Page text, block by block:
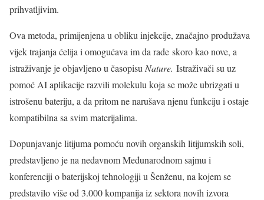
prihvatljivim.
Ova metoda, primijenjena u obliku injekcije, značajno produžava
vijek trajanja ćelija i omogućava im da rade skoro kao nove, a
istraživanje je objavljeno u časopisuNature. Istraživači su uz
pomoć AI aplikacije razvili molekulu koja se može ubrizgati u
istrošenu bateriju, a da pritom ne narušava njenu funkciju i ostaje
kompatibilna sa svim materijalima.
Dopunjavanje litijuma pomoću novih organskih litijumskih soli,
predstavljeno je na nedavnom Međunarodnom sajmu i
konferenciji o baterijskoj tehnologiji u Šenženu, na kojem se
predstavilo više od 3.000 kompanija iz sektora novih izvora